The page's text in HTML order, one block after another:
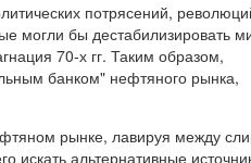
потрясений,
могли бы дестабилизировать
70-х гг. Таким образом,
банком" нефтяного рынка,
рынке, лавируя между
искать альтернативные